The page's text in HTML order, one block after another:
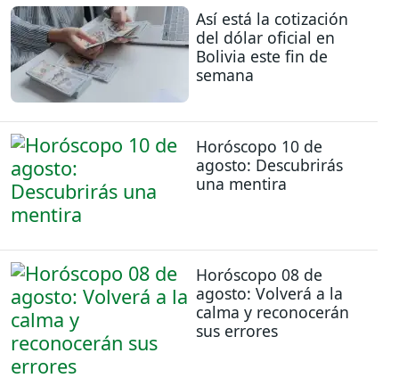
Así está la cotización
del dólar oficial en
Bolivia este fin de
semana
Horóscopo 10 de
agosto: Descubrirás
una mentira
Horóscopo 08 de
agosto: Volverá a la
calma y reconocerán
sus errores